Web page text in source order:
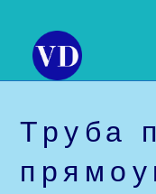
содержимому
Труба